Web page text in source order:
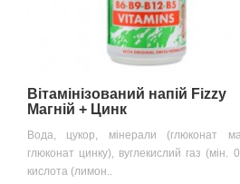
Вітамінізований напій Fizzy
Магній + Цинк
Вода, цукор, мінерали (глюконат
глюконат цинку), вуглекислий газ (мін.
кислота (лимон..